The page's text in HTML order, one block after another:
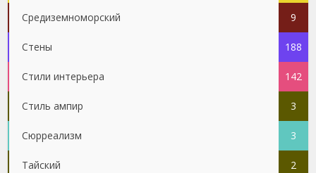
Средиземноморский 9
Стены 188
Стили интерьера 142
Стиль ампир 3
Сюрреализм 3
Тайский 2